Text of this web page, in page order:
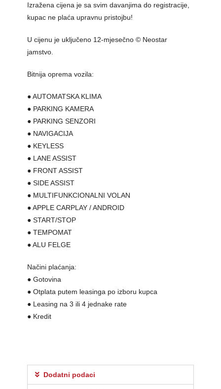
Izražena cijena je sa svim davanjima do registracije,
kupac ne plaća upravnu pristojbu!
U cijenu je uključeno 12-mjesečno © Neostar
jamstvo.
Bitnija oprema vozila:
● AUTOMATSKA KLIMA
● PARKING KAMERA
● PARKING SENZORI
● NAVIGACIJA
● KEYLESS
● LANE ASSIST
● FRONT ASSIST
● SIDE ASSIST
● MULTIFUNKCIONALNI VOLAN
● APPLE CARPLAY / ANDROID
● START/STOP
● TEMPOMAT
● ALU FELGE
Načini plaćanja:
● Gotovina
● Otplata putem leasinga po izboru kupca
● Leasing na 3 ili 4 jednake rate
● Kredit
Dodatni podaci